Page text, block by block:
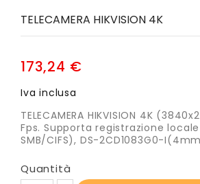
TELECAMERA HIKVISION 4K
173,24 €
Iva inclusa
TELECAMERA HIKVISION 4K
Fps. Supporta registrazione locale
SMB/CIFS), DS-2CD1083G0-
Quantità